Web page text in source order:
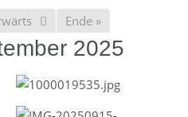
Ende »
2025